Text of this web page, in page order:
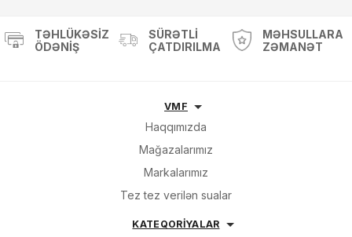
TƏHLÜKƏSIZ
ÖDƏNIŞ
SÜRƏTLI
ÇATDIRILMA
MƏHSULLARA
ZƏMANƏT
VMF
Haqqımızda
Mağazalarımız
Markalarımız
Tez tez verilən sualar
KATEQORİYALAR